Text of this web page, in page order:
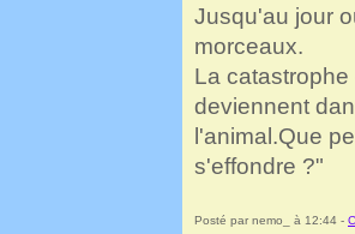
Jusqu'au jour
morceaux.
La
deviennent
l'animal.Que
s'effondre ?"
Posté par nemo_ à 12:44 -